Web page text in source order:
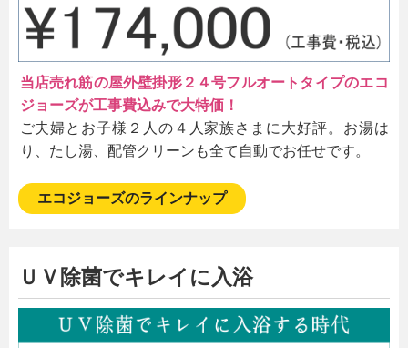
当店売れ筋の屋外壁掛形２４号フルオートタイプのエコ
ジョーズが工事費込みで大特価！
ご夫婦とお子様２人の４人家族さまに大好評。お湯は
り、たし湯、配管クリーンも全て自動でお任せです。
エコジョーズのラインナップ
ＵＶ除菌でキレイに入浴